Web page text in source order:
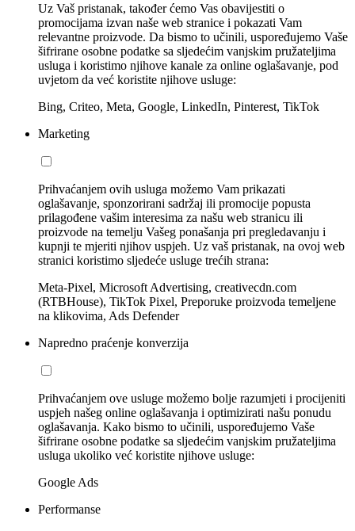
Uz Vaš pristanak, također ćemo Vas obavijestiti o
promocijama izvan naše web stranice i pokazati Vam
relevantne proizvode. Da bismo to učinili, uspoređujemo Vaše
šifrirane osobne podatke sa sljedećim vanjskim pružateljima
usluga i koristimo njihove kanale za online oglašavanje, pod
uvjetom da već koristite njihove usluge:
Bing, Criteo, Meta, Google, LinkedIn, Pinterest, TikTok
Marketing
Prihvaćanjem ovih usluga možemo Vam prikazati
oglašavanje, sponzorirani sadržaj ili promocije popusta
prilagođene vašim interesima za našu web stranicu ili
proizvode na temelju Vašeg ponašanja pri pregledavanju i
kupnji te mjeriti njihov uspjeh. Uz vaš pristanak, na ovoj web
stranici koristimo sljedeće usluge trećih strana:
Meta-Pixel, Microsoft Advertising, creativecdn.com
(RTBHouse), TikTok Pixel, Preporuke proizvoda temeljene
na klikovima, Ads Defender
Napredno praćenje konverzija
Prihvaćanjem ove usluge možemo bolje razumjeti i procijeniti
uspjeh našeg online oglašavanja i optimizirati našu ponudu
oglašavanja. Kako bismo to učinili, uspoređujemo Vaše
šifrirane osobne podatke sa sljedećim vanjskim pružateljima
usluga ukoliko već koristite njihove usluge:
Google Ads
Performanse